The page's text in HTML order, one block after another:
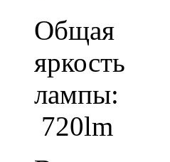
Общая
яркость
лампы:
720lm